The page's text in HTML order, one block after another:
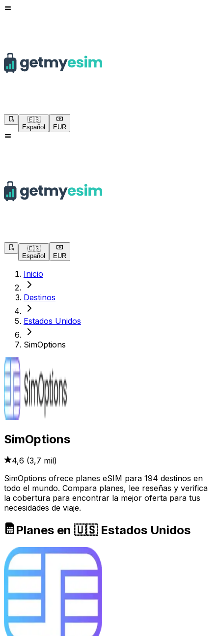
🇪🇸
Español
EUR
🇪🇸
Español
EUR
Inicio
Destinos
Estados Unidos
SimOptions
SimOptions
4,6 (3,7 mil)
SimOptions ofrece planes eSIM para 194 destinos en
todo el mundo. Compara planes, lee reseñas y verifica
la cobertura para encontrar la mejor oferta para tus
necesidades de viaje.
Planes en 🇺🇸 Estados Unidos